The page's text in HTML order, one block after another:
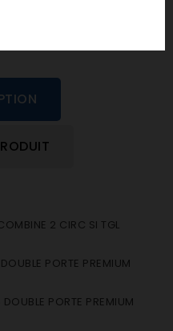
2 CIRC SI TGL
PORTE PREMIUM
PORTE PREMIUM